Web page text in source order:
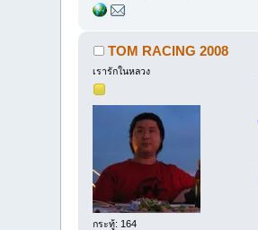
TOM RACING 2008
เรารักในหลวง
กระทู้: 164